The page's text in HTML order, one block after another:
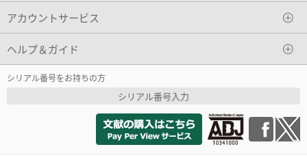
アカウントサービス
ヘルプ＆ガイド
シリアル番号をお持ちの方
シリアル番号入力